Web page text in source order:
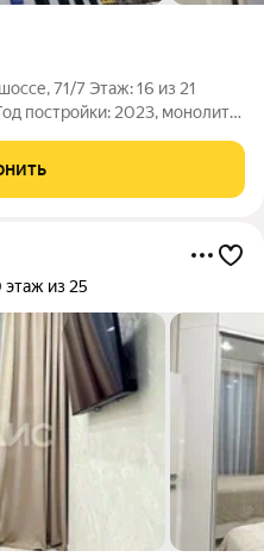
71/7 Этаж: 16 из 21
постройки: 2023, монолит
Планировка продуманная
этаж из 25